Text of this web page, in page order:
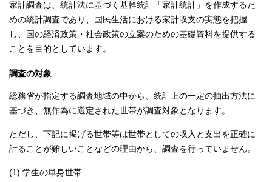
家計調査は、統計法に基づく基幹統計「家計統計」を作成するた
めの統計調査であり、国民生活における家計収支の実態を把握
し、国の経済政策・社会政策の立案のための基礎資料を提供する
ことを目的としています。
調査の対象
総務省が指定する調査地域の中から、統計上の一定の抽出方法に
基づき、無作為に選定された世帯が調査対象となります。
ただし、下記に掲げる世帯等は世帯としての収入と支出を正確に
計ることが難しいことなどの理由から、調査を行っていません。
(1) 学生の単身世帯